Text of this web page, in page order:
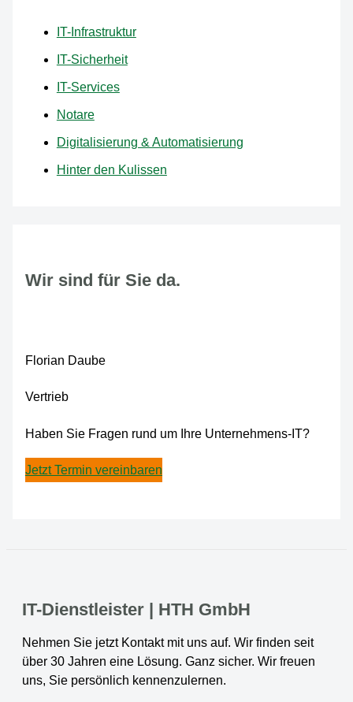
IT-Infrastruktur
IT-Sicherheit
IT-Services
Notare
Digitalisierung & Automatisierung
Hinter den Kulissen
Wir sind für Sie da.
Florian Daube
Vertrieb
Haben Sie Fragen rund um Ihre Unternehmens-IT?
Jetzt Termin vereinbaren
IT-Dienstleister | HTH GmbH
Nehmen Sie jetzt Kontakt mit uns auf. Wir finden seit
über 30 Jahren eine Lösung. Ganz sicher. Wir freuen
uns, Sie persönlich kennenzulernen.